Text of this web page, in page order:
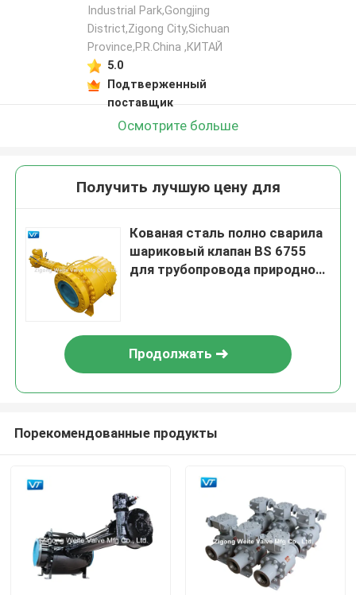
Дом
Industrial Park,Gongjing
District,Zigong City,Sichuan
Province,P.R.China ,КИТАЙ
5.0
Подтверженный
поставщик
Осмотрите больше
Получить лучшую цену для
Кованая сталь полно сварила
шариковый клапан BS 6755
для трубопровода природного
Продолжать
Порекомендованные продукты